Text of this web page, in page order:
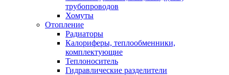
трубопроводов
Хомуты
Отопление
Радиаторы
Калориферы, теплообменники,
комплектующие
Теплоноситель
Гидравлические разделители